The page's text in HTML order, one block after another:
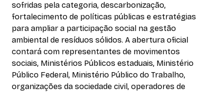
sofridas pela categoria, descarbonização,
fortalecimento de políticas públicas e estratégias
para ampliar a participação social na gestão
ambiental de resíduos sólidos. A abertura oficial
contará com representantes de movimentos
sociais, Ministérios Públicos estaduais, Ministério
Público Federal, Ministério Público do Trabalho,
organizações da sociedade civil, operadores de